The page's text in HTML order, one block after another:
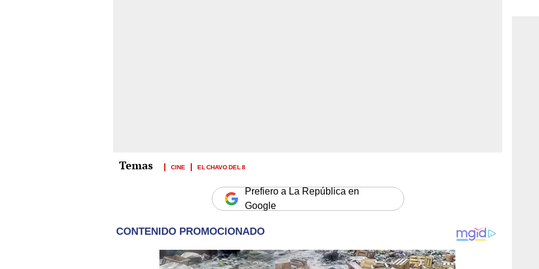
CINE EL CHAVO DEL 8
Prefiero a La República en
Google